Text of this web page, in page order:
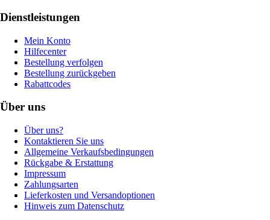
Dienstleistungen
Mein Konto
Hilfecenter
Bestellung verfolgen
Bestellung zurückgeben
Rabattcodes
Über uns
Über uns?
Kontaktieren Sie uns
Allgemeine Verkaufsbedingungen
Rückgabe & Erstattung
Impressum
Zahlungsarten
Lieferkosten und Versandoptionen
Hinweis zum Datenschutz